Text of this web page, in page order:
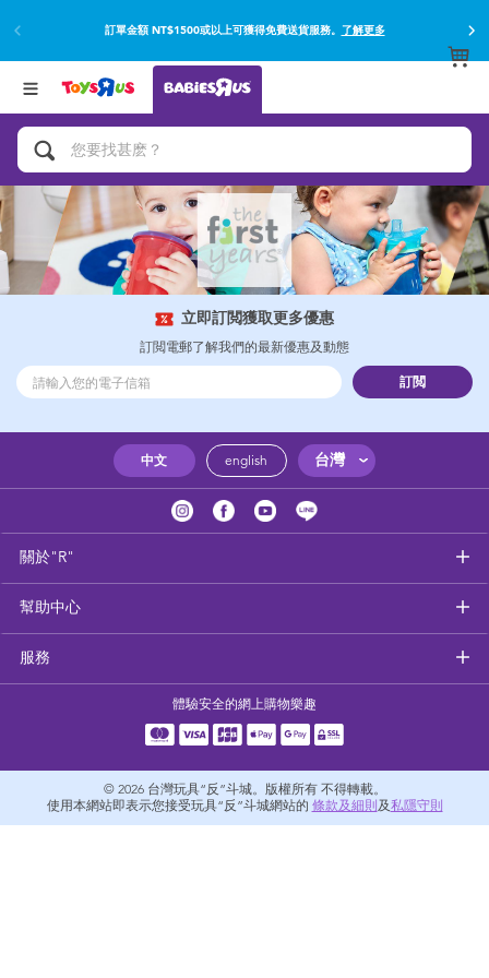
訂單金額 NT$1500或以上可獲得免費送貨服務。 了解更多
網上購買並使用門市取貨在店內取貨。
分類目錄
遊戲及活動
嬰兒專用禮品
沐浴及如厠訓練用品
嬰兒及兒童汽車座椅
尿片及濕紙巾
餵哺及嬰兒食品
健康及安全用品
嬰兒手推車
準媽媽
毛巾及床上用品
外遊用品
品牌
查看所有
立即訂閲獲取更多優惠
訂閲電郵了解我們的最新優惠及動態
訂閲
中文 english 台灣
關於"R"
幫助中心
服務
體驗安全的網上購物樂趣
© 2026 台灣玩具“反”斗城。版權所有 不得轉載。
使用本網站即表示您接受玩具“反”斗城網站的 條款及細則 及私隱守則